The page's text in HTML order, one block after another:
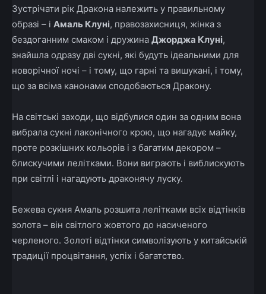
Зустрічати рік Дракона належить у правильному
образі – і Амаль Клуні, правозахисниця, жінка з
бездоганним смаком і дружина Джорджа Клуні,
знайшла одразу дві сукні, які будуть ідеальними для
новорічної ночі – і тому, що гарні та вишукані, і тому,
що за всіма канонами сподобаються Дракону.
На світські заходи, що відбулися один за одним вона
вибрала сукні лаконічного крою, що нагадує майку,
проте розкішних кольорів і з багатим декором –
блискучими лелітками. Вони виграють і виблискують
при світлі і нагадують драконячу луску.
Бежева сукня Амаль розшита лелітками всіх відтінків
золота – він світлого жовтого до насиченого
черленого. Золоті відтінки символізують у китайській
традиції процвітання, успіх і багатство.